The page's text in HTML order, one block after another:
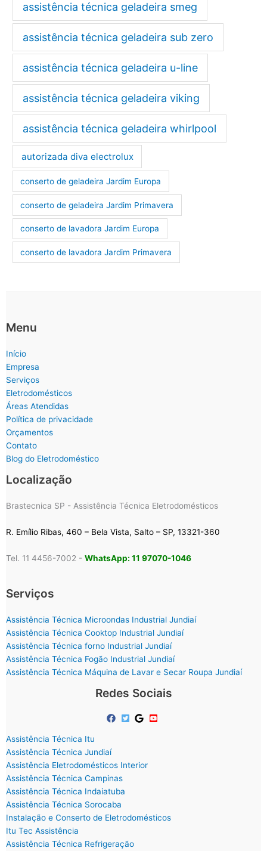
assistência técnica geladeira smeg
assistência técnica geladeira sub zero
assistência técnica geladeira u-line
assistência técnica geladeira viking
assistência técnica geladeira whirlpool
autorizada diva electrolux
conserto de geladeira Jardim Europa
conserto de geladeira Jardim Primavera
conserto de lavadora Jardim Europa
conserto de lavadora Jardim Primavera
Menu
Início
Empresa
Serviços
Eletrodomésticos
Áreas Atendidas
Política de privacidade
Orçamentos
Contato
Blog do Eletrodoméstico
Localização
Brastecnica SP - Assistência Técnica Eletrodomésticos
R. Emílio Ribas, 460 – Bela Vista, Salto – SP, 13321-360
Tel. 11 4456-7002 - WhatsApp: 11 97070-1046
Serviços
Assistência Técnica Microondas Industrial Jundiaí
Assistência Técnica Cooktop Industrial Jundiaí
Assistência Técnica forno Industrial Jundiaí
Assistência Técnica Fogão Industrial Jundiaí
Assistência Técnica Máquina de Lavar e Secar Roupa Jundiaí
Redes Sociais
Assistência Técnica Itu
Assistência Técnica Jundiaí
Assistência Eletrodomésticos Interior
Assistência Técnica Campinas
Assistência Técnica Indaiatuba
Assistência Técnica Sorocaba
Instalação e Conserto de Eletrodomésticos
Itu Tec Assistência
Assistência Técnica Refrigeração